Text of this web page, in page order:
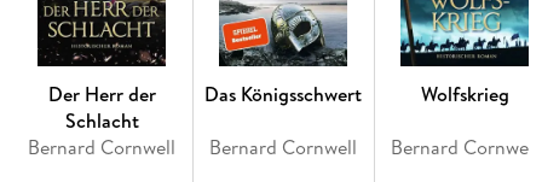
Der Herr der
Schlacht
Bernard Cornwell
Das Königsschwert
Bernard Cornwell
Wolfskrieg
Bernard Cornwell